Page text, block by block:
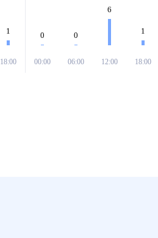
1
18:00
0
00:00
0
06:00
6
12:00
1
18:00